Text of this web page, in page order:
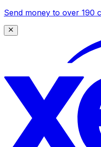
Send money to over 190